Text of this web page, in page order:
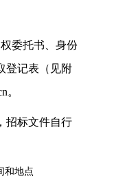
委托书、身份
登记表（见附
。
招标文件自行
和地点